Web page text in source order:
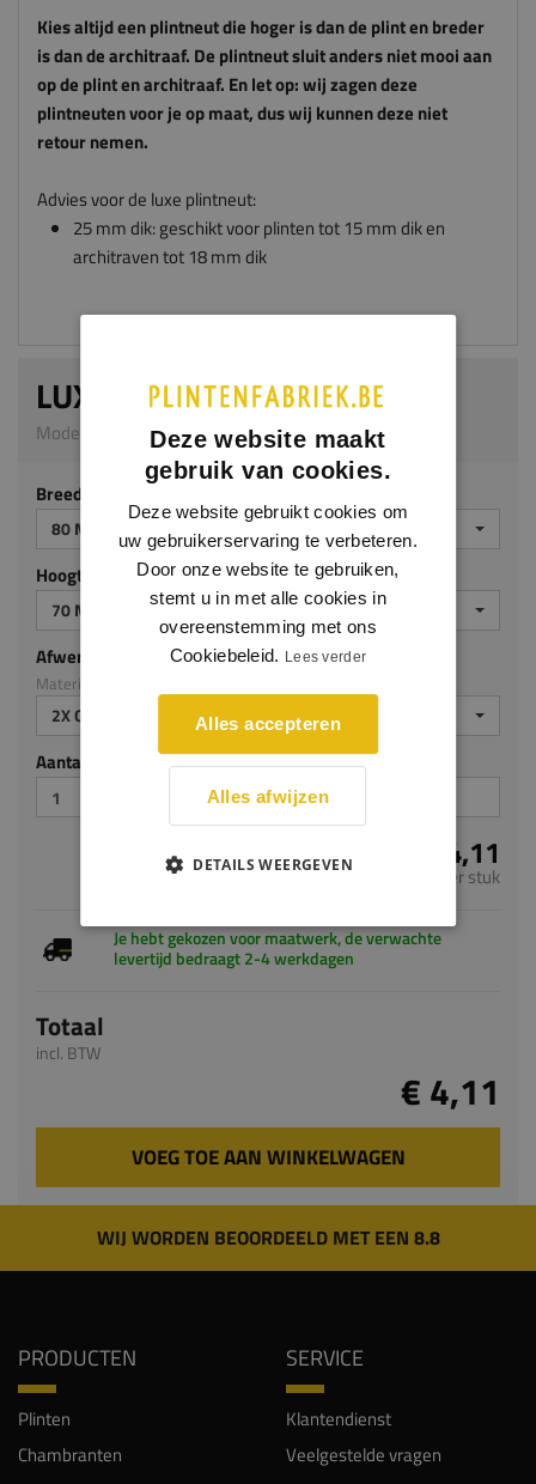
Kies altijd een plintneut die hoger is dan de plint en breder
is dan de architraaf. De plintneut sluit anders niet mooi aan
op de plint en architraaf. En let op: wij zagen deze
plintneuten voor je op maat, dus wij kunnen deze niet
retour nemen.
Advies voor de luxe plintneut:
25 mm dik: geschikt voor plinten tot 15 mm dik en
architraven tot 18 mm dik
LUXE PLINTNEUT
Model 0308 | 25 mm dik | MDF v313
Breedte (mm)
80 MM
Hoogte (mm)
70 MM
Afwerking
Materiaal: MDF v313
2X GEGROND
Aantal stuks
€ 4,11
per stuk
Je hebt gekozen voor maatwerk, de verwachte
levertijd bedraagt 2-4 werkdagen
Totaal
incl. BTW
€ 4,11
VOEG TOE AAN WINKELWAGEN
WIJ WORDEN BEOORDEELD MET EEN 8.8
PRODUCTEN
Plinten
Chambranten
SERVICE
Klantendienst
Veelgestelde vragen
Deze website maakt
gebruik van cookies.
Deze website gebruikt cookies om
uw gebruikerservaring te verbeteren.
Door onze website te gebruiken,
stemt u in met alle cookies in
overeenstemming met ons
Cookiebeleid. Lees verder
Alles accepteren
Alles afwijzen
DETAILS WEERGEVEN